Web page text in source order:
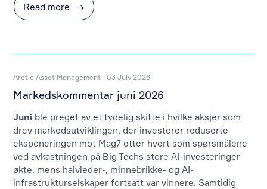
Read more →
Arctic Asset Management - 03 July 2026
Markedskommentar juni 2026
Juni ble preget av et tydelig skifte i hvilke aksjer som
drev markedsutviklingen, der investorer reduserte
eksponeringen mot Mag7 etter hvert som spørsmålene
ved avkastningen på Big Techs store AI-investeringer
økte, mens halvleder-, minnebrikke- og AI-
infrastrukturselskaper fortsatt var vinnere. Samtidig